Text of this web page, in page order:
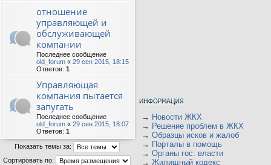
отношение
управляющей и
обслуживающей
компании
Последнее сообщение
old_forum « 29 сен 2015, 18:15
Ответов: 1
Управляющая
компания пытается
запугать
Последнее сообщение
old_forum « 29 сен 2015, 18:07
Ответов: 1
Показать темы за:
Сортировать по:
→ Новости ЖКХ
→ Решение проблем в ЖКХ
→ Образцы исков и жалоб
→ Порталы в помощь
→ Органы гос. власти
→ Жилищный кодекс